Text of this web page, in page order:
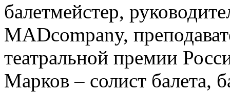
балетмейстер,
MADcompany,
театральной премии
Марков – солист балета,